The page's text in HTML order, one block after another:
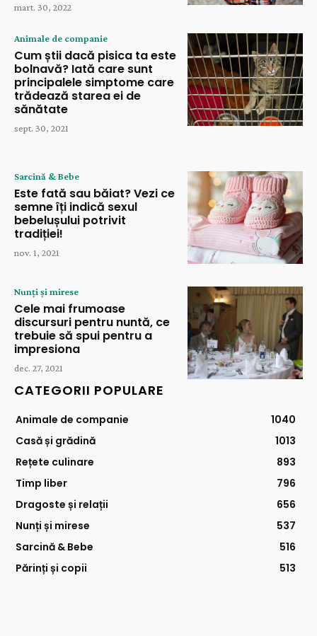
mart. 30, 2022
Animale de companie
Cum știi dacă pisica ta este
bolnavă? Iată care sunt
principalele simptome care
trădează starea ei de
sănătate
sept. 30, 2021
Sarcină & Bebe
Este fată sau băiat? Vezi ce
semne îți indică sexul
bebelușului potrivit
tradiției!
nov. 1, 2021
Nunți și mirese
Cele mai frumoase
discursuri pentru nuntă, ce
trebuie să spui pentru a
impresiona
dec. 27, 2021
CATEGORII POPULARE
Animale de companie
1040
Casă și grădină
1013
Rețete culinare
893
Timp liber
796
Dragoste și relații
656
Nunți și mirese
537
Sarcină & Bebe
516
Părinți și copii
513